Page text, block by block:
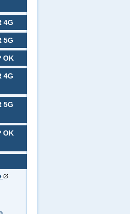
4G
5G
OK
4G
5G
OK